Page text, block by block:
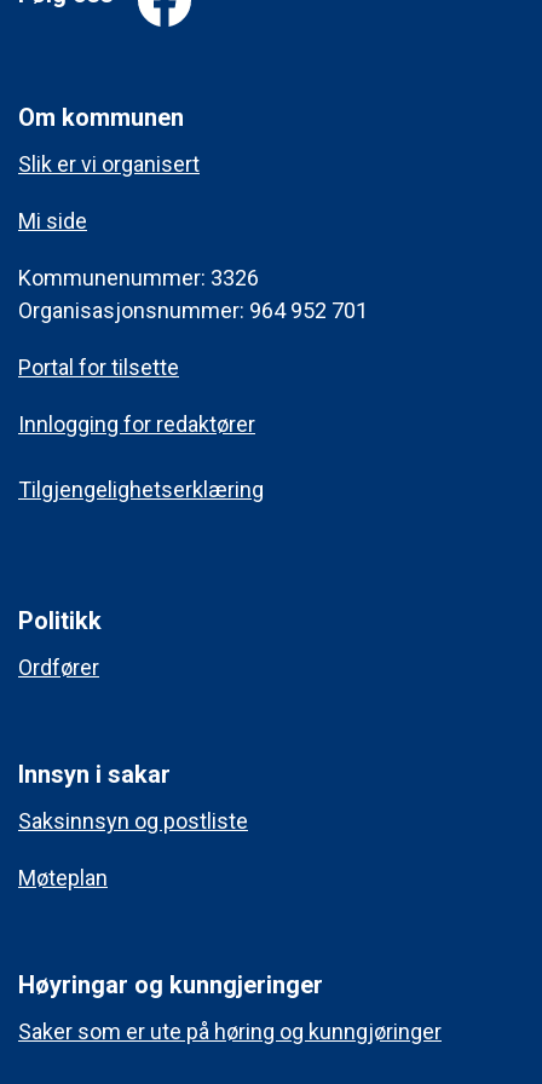
Om kommunen
Slik er vi organisert
Mi side
Kommunenummer: 3326
Organisasjonsnummer: 964 952 701
Portal for tilsette
Innlogging for redaktører
Tilgjengelighetserklæring
Politikk
Ordfører
Innsyn i sakar
Saksinnsyn og postliste
Møteplan
Høyringar og kunngjeringer
Saker som er ute på høring og kunngjøringer